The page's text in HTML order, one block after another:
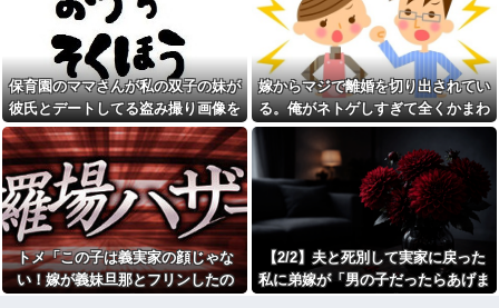
た。まさかの不倫現場に遭遇...
進学クラスで教師への不満を
抱えていた中学生。悩んだ末に
取った行動が大人にも響くもの
で…
彼の同期の嫁が子供を産ん
だ。すると、彼が「出産祝いに
人生ゲームをあげるんだ！」と
話してきて...
【速報】れいわ新選組さん
「いのちの党」に改名ｗｗｗｗ
ｗｗｗｗ
【画像】令和最新版のあのち
ゃん、可愛過ぎてワイらにブッ
刺さりまくりw w w w w w
【衝撃】浅田真央ちゃんの婚
活条件がこちら←むしろコレは
だろw」と勝手に盗もうとした
DQN夫婦！注意したら「は？名
前かいてないんですけど」と逆
ギレ
ジャンポケ斉藤「同意があっ
たんです。本当です。信じて下
さい」 ←何でこの主張が通ら
父がﾀﾋんだ翌日、彼女から
「今日はつきあって半年の記念
日だね！おめでとう！」とメー
ルが来た。それから連絡は無視
している。「別れたいならせめ
てそう言って」と連絡きたけど
話もしたくないんだよ…….他
弟「エレベーターで知らない
女に蹴られた！」私「何した
保育園のママさんが私の双子の妹が
彼氏とデートしてる盗み撮り画像を
見せて「あとはわかるよね？とりあ
えず5万を家に持ってきて」と脅し
てきた
嫁からマジで離婚を切り出されてい
る。俺がネトゲしすぎて全くかまわ
なかったのが原因らしく...
トメ「この子は義実家の顔じゃな
い！嫁が義妹旦那とフリンしたの
【2/2】夫と死別して実家に戻った
私に弟嫁が「男の子だったらあげま